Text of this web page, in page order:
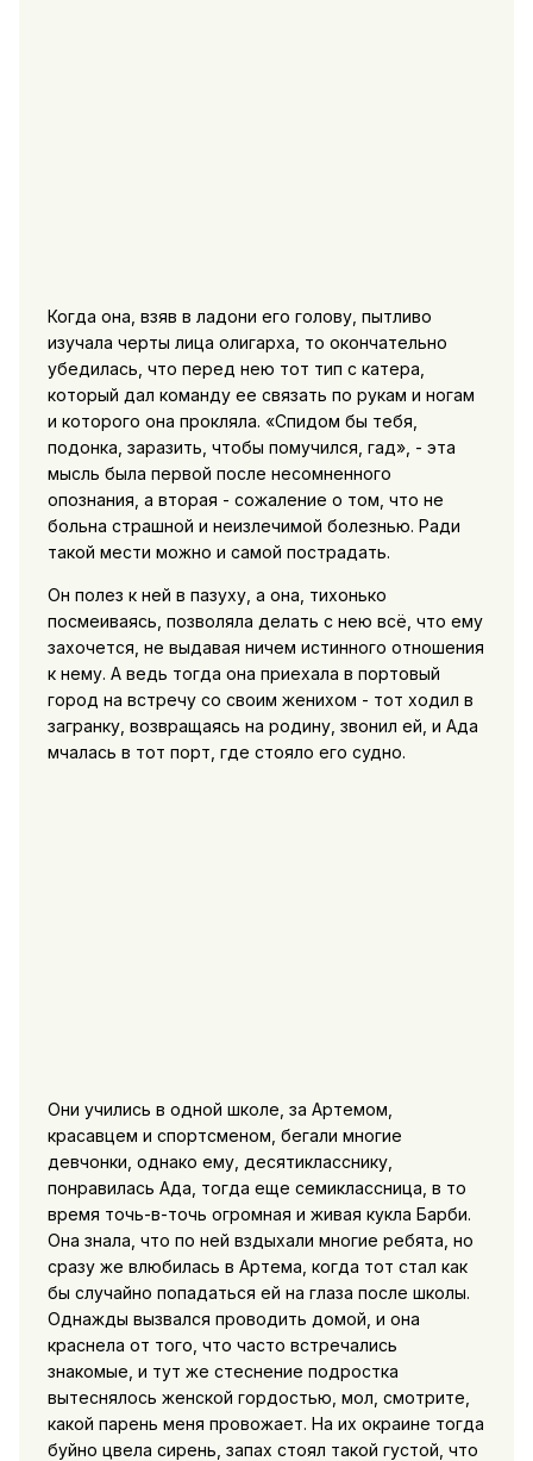
Когда она, взяв в ладони его голову, пытливо
изучала черты лица олигарха, то окончательно
убедилась, что перед нею тот тип с катера,
который дал команду ее связать по рукам и ногам
и которого она прокляла. «Спидом бы тебя,
подонка, заразить, чтобы помучился, гад», - эта
мысль была первой после несомненного
опознания, а вторая - сожаление о том, что не
больна страшной и неизлечимой болезнью. Ради
такой мести можно и самой пострадать.
Он полез к ней в пазуху, а она, тихонько
посмеиваясь, позволяла делать с нею всё, что ему
захочется, не выдавая ничем истинного отношения
к нему. А ведь тогда она приехала в портовый
город на встречу со своим женихом - тот ходил в
загранку, возвращаясь на родину, звонил ей, и Ада
мчалась в тот порт, где стояло его судно.
Они учились в одной школе, за Артемом,
красавцем и спортсменом, бегали многие
девчонки, однако ему, десятикласснику,
понравилась Ада, тогда еще семиклассница, в то
время точь-в-точь огромная и живая кукла Барби.
Она знала, что по ней вздыхали многие ребята, но
сразу же влюбилась в Артема, когда тот стал как
бы случайно попадаться ей на глаза после школы.
Однажды вызвался проводить домой, и она
краснела от того, что часто встречались
знакомые, и тут же стеснение подростка
вытеснялось женской гордостью, мол, смотрите,
какой парень меня провожает. На их окраине тогда
буйно цвела сирень, запах стоял такой густой, что